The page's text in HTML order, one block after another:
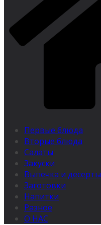
Первые блюда
Вторые блюда
Салаты
Закуски
Выпечка и десерты
Заготовки
Напитки
Разное
О НАС